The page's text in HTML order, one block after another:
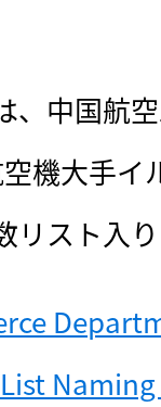
中国航
機大手イ
リスト入